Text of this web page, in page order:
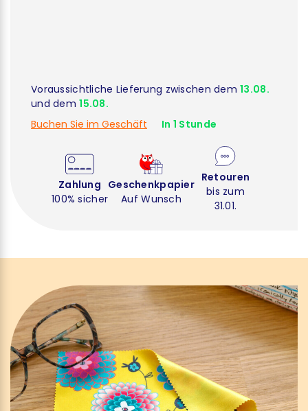
Voraussichtliche Lieferung zwischen dem13.08.
und dem15.08.
Buchen Sie im Geschäft
In 1 Stunde
Zahlung
100% sicher
Geschenkpapier
Auf Wunsch
Retouren
bis zum
31.01.